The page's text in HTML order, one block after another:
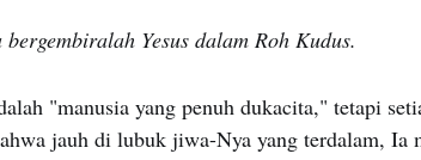
Yesus dalam Roh Kudus.
"manusia yang penuh dukacita," tetapi
jauh di lubuk jiwa-Nya yang terdalam, Ia